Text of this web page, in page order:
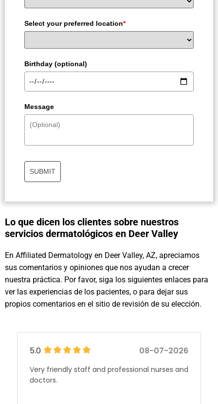
Select your preferred location*
Birthday (optional)
Message
SUBMIT
Lo que dicen los clientes sobre nuestros
servicios dermatológicos en Deer Valley
En Affiliated Dermatology en Deer Valley, AZ, apreciamos
sus comentarios y opiniones que nos ayudan a crecer
nuestra práctica. Por favor, siga los siguientes enlaces para
ver las experiencias de los pacientes, o para dejar sus
propios comentarios en el sitio de revisión de su elección.
5.0 08-07-2026
Very friendly staff and professional nurses and
doctors.